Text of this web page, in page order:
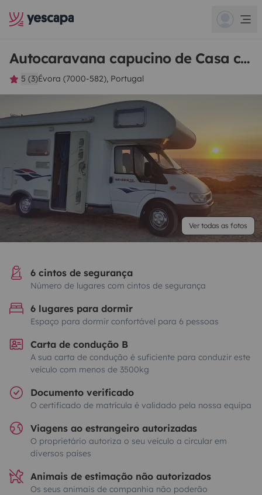
Autocaravana capucino de Casa com Rodas
5 (3)Évora (7000-582), Portugal
Ver todas as fotos
6 cintos de segurança
Número de lugares com cintos de segurança
6 lugares para dormir
Espaço para dormir confortável para 6 pessoas
Carta de condução B
A sua carta de condução é suficiente para conduzir este
veículo com menos de 3500kg
Documento verificado
O certificado de matrícula é validado pela nossa equipa
Viagens ao estrangeiro autorizadas
O proprietário autoriza o seu veículo a circular em
diversos países
Animais de estimação não autorizados
Os seus animais de companhia não poderão